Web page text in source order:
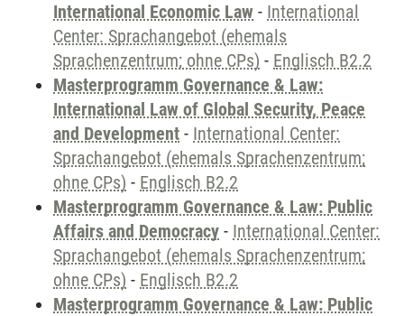
International Economic Law - International
Center: Sprachangebot (ehemals
Sprachenzentrum; ohne CPs) - Englisch B2.2
Masterprogramm Governance & Law:
International Law of Global Security, Peace
and Development - International Center:
Sprachangebot (ehemals Sprachenzentrum;
ohne CPs) - Englisch B2.2
Masterprogramm Governance & Law: Public
Affairs and Democracy - International Center:
Sprachangebot (ehemals Sprachenzentrum;
ohne CPs) - Englisch B2.2
Masterprogramm Governance & Law: Public